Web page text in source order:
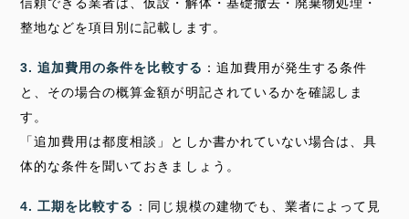
整地などを項目別に記載します。
3. 追加費用の条件を比較する ：追加費用が発生する条件
と、その場合の概算金額が明記されているかを確認しま
す。
「追加費用は都度相談」としか書かれていない場合は、具
体的な条件を聞いておきましょう。
4. 工期を比較する ：同じ規模の建物でも、業者によって見